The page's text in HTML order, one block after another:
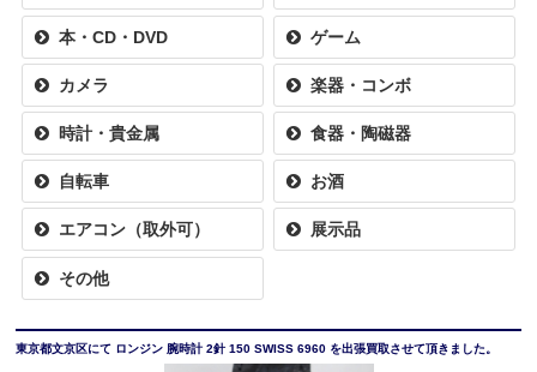
本・CD・DVD ゲーム
カメラ 楽器・コンボ
時計・貴金属 食器・陶磁器
自転車 お酒
エアコン（取外可） 展示品
その他
東京都文京区にて ロンジン 腕時計 2針 150 SWISS 6960 を出張買取させて頂きました。